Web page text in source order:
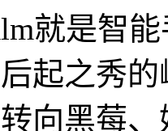
就是智
起之秀
向黑莓